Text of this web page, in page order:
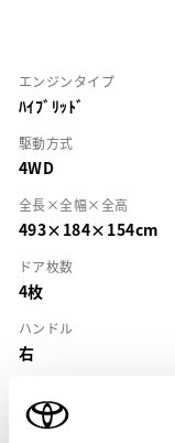
エンジンタイプ
ﾊｲﾌﾞﾘｯﾄﾞ
駆動方式
4WD
全長×全幅×全高
493×184×154cm
ドア枚数
4枚
ハンドル
右